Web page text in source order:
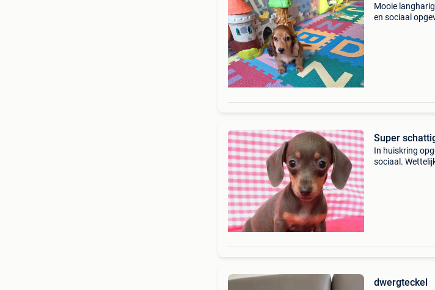
Mooie
en sociaal
Super
In huiskring
sociaal.
dwergteckel